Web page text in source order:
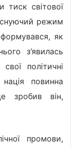
тиск світової
режим
як
з’явилась
політичні
повинна
зробив він,
промови,